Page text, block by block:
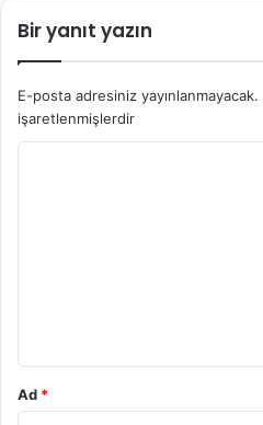
Bir yanıt yazın
E-posta adresiniz yayınlanmayacak.
işaretlenmişlerdir
Ad *